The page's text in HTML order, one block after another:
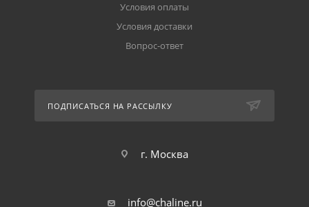
Условия оплаты
Условия доставки
Вопрос-ответ
ПОДПИСАТЬСЯ НА РАССЫЛКУ
г. Москва
info@chaline.ru